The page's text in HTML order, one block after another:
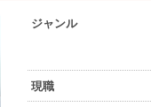
ジャンル
現職